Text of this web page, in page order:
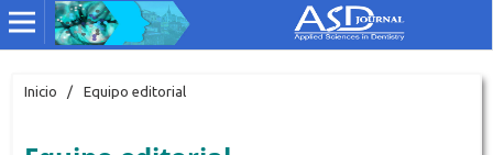
Inicio / Equipo editorial